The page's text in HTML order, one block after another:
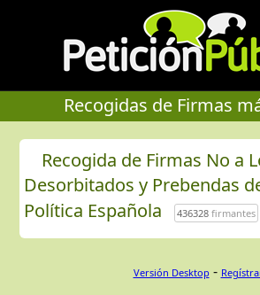
Recogidas de Firmas
Recogida de Firmas No a
Desorbitados y Prebendas
Política Española
436328firmantes
Versión Desktop -